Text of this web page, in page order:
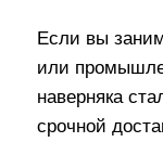
Если вы
или
наверняка
срочной